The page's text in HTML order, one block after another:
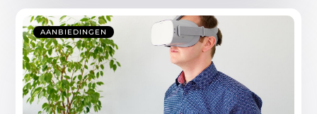
AANBIEDINGEN